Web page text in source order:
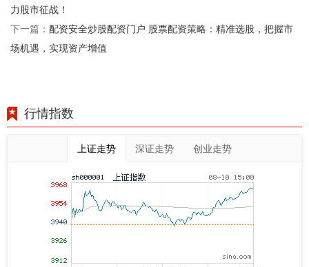
力股市征战！
下一篇： 配资安全炒股配资门户 股票配资策略：精准选股，把握市
场机遇，实现资产增值
行情指数
上证走势 深证走势 创业走势